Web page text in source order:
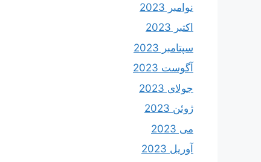
نوامبر 2023
اکتبر 2023
سپتامبر 2023
آگوست 2023
جولای 2023
ژوئن 2023
می 2023
آوریل 2023